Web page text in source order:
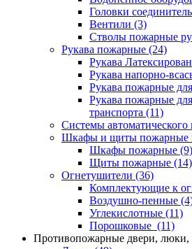
Головки
Вентили (3)
Стволы пожарные
Рукава пожарные (24)
Рукава
Рукава напорно-
Рукава пожарные
Рукава пожарные
транспорта (11)
Системы
Шкафы и щиты пожарные
Шкафы пожарные (9)
Щиты пожарные (14)
Огнетушители (36)
Комплектующие к
Воздушно-пенные
Углекислотные (11)
Порошковые (11)
Противопожарные двери, люки,